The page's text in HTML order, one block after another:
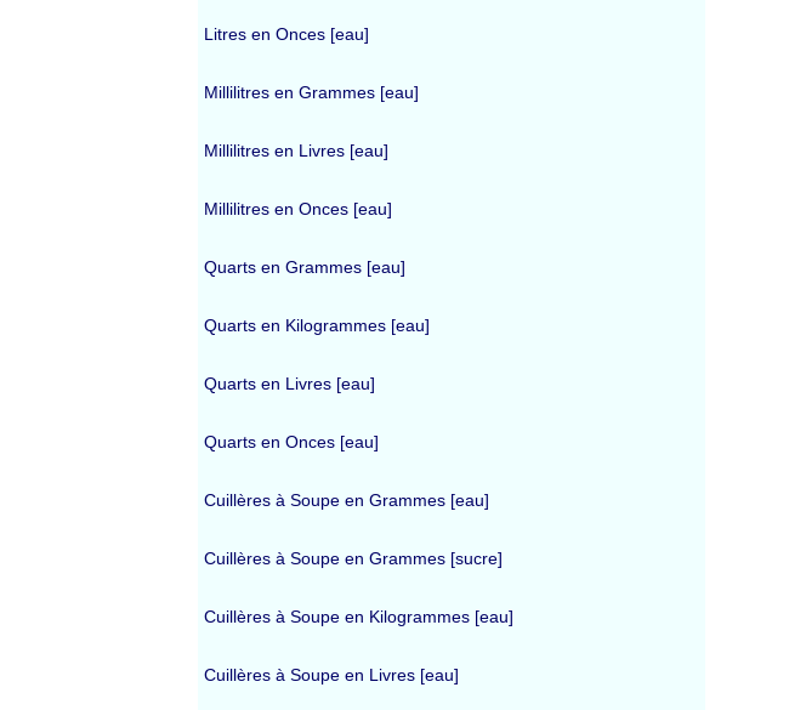
Litres en Onces [eau]
Millilitres en Grammes [eau]
Millilitres en Livres [eau]
Millilitres en Onces [eau]
Quarts en Grammes [eau]
Quarts en Kilogrammes [eau]
Quarts en Livres [eau]
Quarts en Onces [eau]
Cuillères à Soupe en Grammes [eau]
Cuillères à Soupe en Grammes [sucre]
Cuillères à Soupe en Kilogrammes [eau]
Cuillères à Soupe en Livres [eau]